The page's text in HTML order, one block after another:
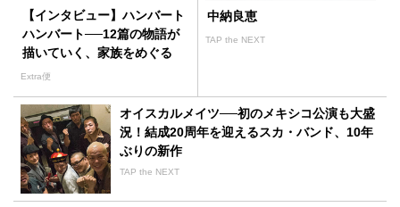
【インタビュー】ハンバート
ハンバート──12篇の物語が
描いていく、家族をめぐる
様々な〈愛〉
Extra便
中納良恵
TAP the NEXT
オイスカルメイツ──初のメキシコ公演も大盛
況！結成20周年を迎えるスカ・バンド、10年
ぶりの新作
TAP the NEXT